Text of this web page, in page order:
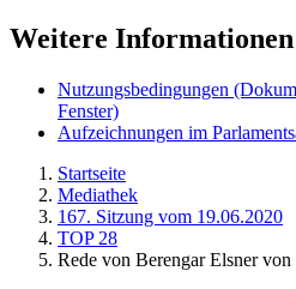
Weitere Informationen
Nutzungsbedingungen
Fenster)
Aufzeichnungen im
Startseite
Mediathek
167. Sitzung vom 19.06.2020
TOP 28
Rede von Berengar Elsner